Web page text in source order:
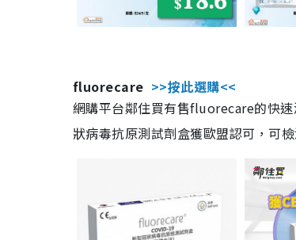
fluorecare >>按此選購<<
網購平台鄰住買有售fluorecare的快
狀病毒抗原測試劑盒獲歐盟認可，可